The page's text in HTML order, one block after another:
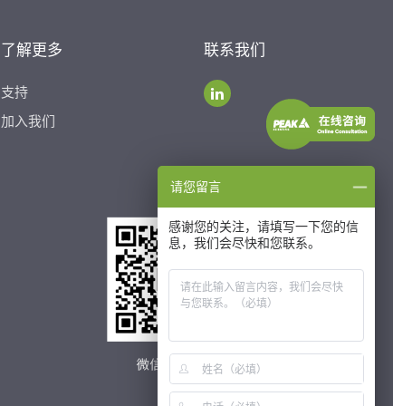
了解更多
支持
加入我们
联系我们
请您留言
感谢您的关注，请填写一下您的信
息，我们会尽快和您联系。